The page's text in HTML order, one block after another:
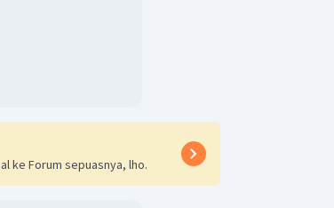
ke Forum sepuasnya, lho.